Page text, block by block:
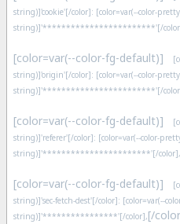
string)]'cookie'[/color]: [color=var(--color-
string)]'************************'[/
[color=var(--color-fg-default)]
string)]'origin'[/color]: [color=var(--color-
string)]'************************'[/
[color=var(--color-fg-default)]
string)]'referer'[/color]: [color=var(--color-
string)]'***********************'[/color],
[color=var(--color-fg-default)]
string)]'sec-fetch-dest'[/color]: [color=var(--
string)]'****************'[/color],[/